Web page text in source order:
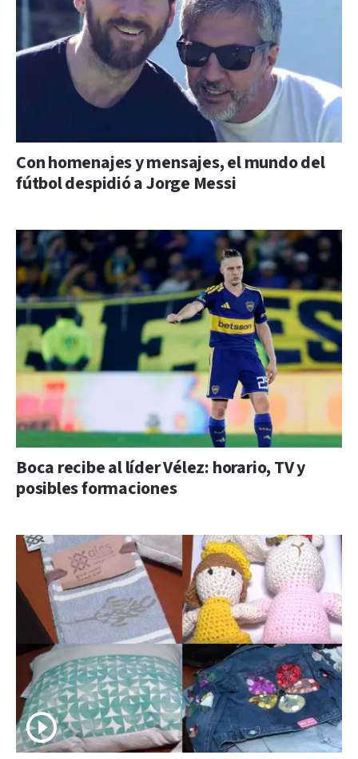
Con homenajes y mensajes, el mundo del
fútbol despidió a Jorge Messi
Boca recibe al líder Vélez: horario, TV y
posibles formaciones